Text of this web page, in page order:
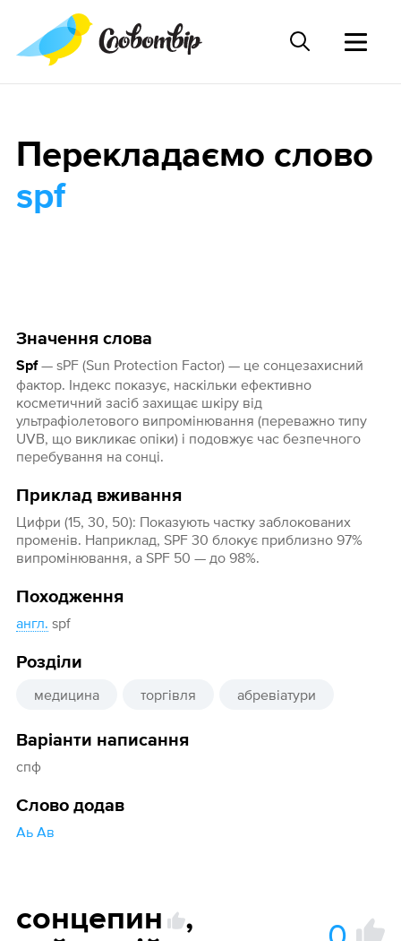
Значення слова
Spf— sPF (Sun Protection Factor) — це сонцезахисний
фактор. Індекс показує, наскільки ефективно
косметичний засіб захищає шкіру від
ультрафіолетового випромінювання (переважно типу
UVB, що викликає опіки) і подовжує час безпечного
перебування на сонці.
Приклад вживання
Цифри (15, 30, 50): Показують частку заблокованих
променів. Наприклад, SPF 30 блокує приблизно 97%
випромінювання, а SPF 50 — до 98%.
Походження
англ. spf
Розділи
медицина торгівля абревіатури
Варіанти написання
спф
Слово додав
Аь Ав
Перекладаємо слово
spf
сонцепин
,